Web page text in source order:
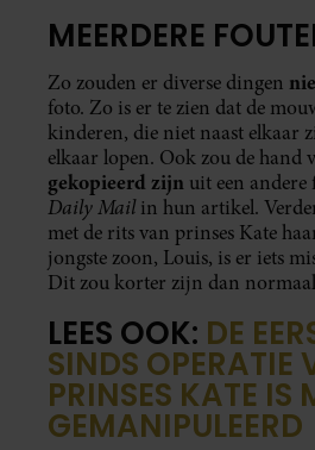
MEERDERE
Zo zouden er diverse dingen
foto. Zo is er te zien dat de
kinderen, die niet naast elkaar
elkaar lopen. Ook zou de hand
gekopieerd zijn uit een
Daily Mailin hun artikel.
met de rits van prinses Kate
jongste zoon, Louis, is er iets
Dit zou korter zijn dan
LEES OOK: DE
SINDS OPERATIE
PRINSES KATE IS
GEMANIPULEERD